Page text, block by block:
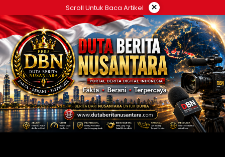
ke
konten
Scroll Untuk Baca Artikel ×